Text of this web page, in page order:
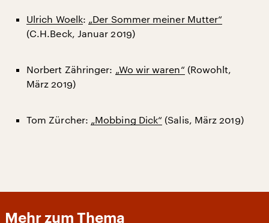
Ulrich Woelk: „Der Sommer meiner Mutter“
(C.H.Beck, Januar 2019)
Norbert Zähringer: „Wo wir waren“ (Rowohlt,
März 2019)
Tom Zürcher: „Mobbing Dick“ (Salis, März 2019)
Mehr zum Thema